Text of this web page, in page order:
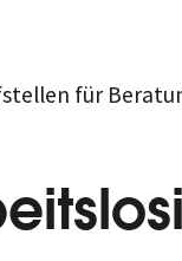
für